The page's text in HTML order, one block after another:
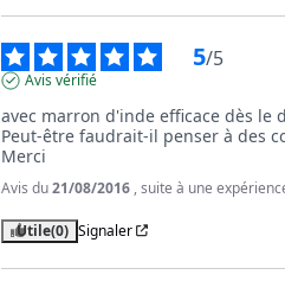
5/5
Avis vérifié
avec marron d'inde efficace dès le
Peut-être faudrait-il penser à des
Merci
Avis du21/08/2016 , suite à une
Utile(0) Signaler